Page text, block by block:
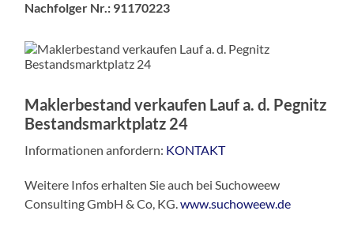
Nachfolger Nr.: 91170223
Maklerbestand verkaufen Lauf a. d. Pegnitz
Bestandsmarktplatz 24
Informationen anfordern: KONTAKT
Weitere Infos erhalten Sie auch bei Suchoweew
Consulting GmbH & Co, KG.www.suchoweew.de